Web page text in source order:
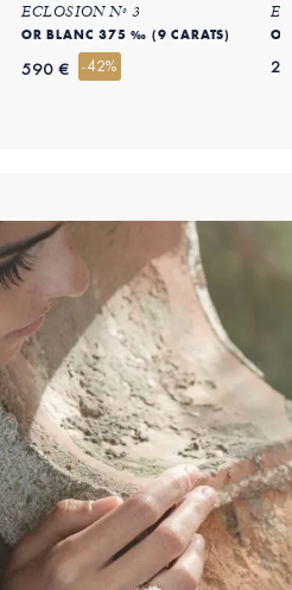
ECLOSION Nº 3
OR BLANC 375 ‰ (9 CARATS)
590 € -42%